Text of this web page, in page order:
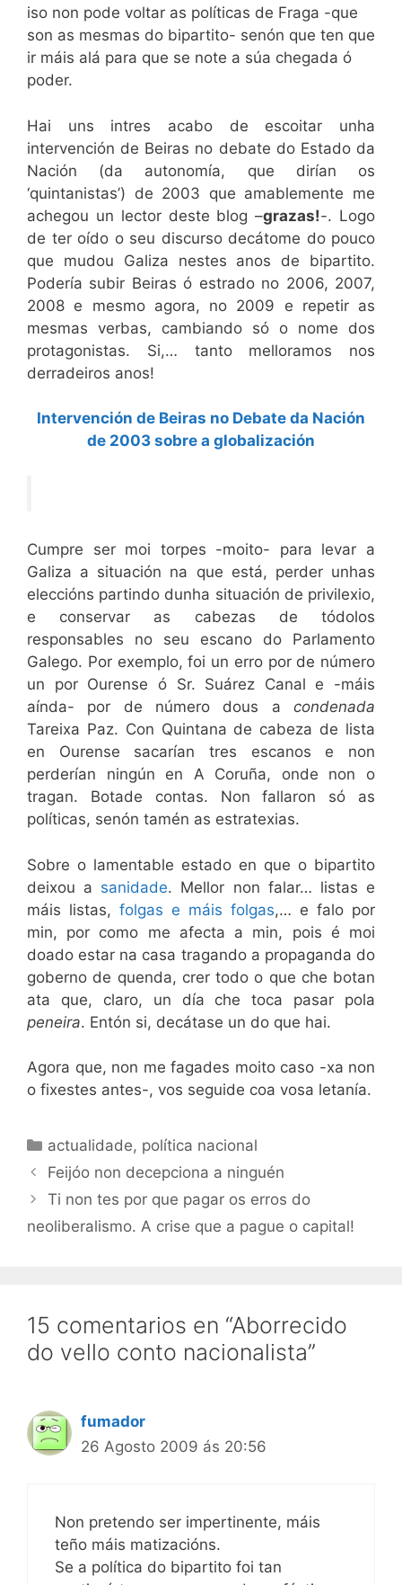
iso non pode voltar as políticas de Fraga -que
son as mesmas do bipartito- senón que ten que
ir máis alá para que se note a súa chegada ó
poder.
Hai uns intres acabo de escoitar unha
intervención de Beiras no debate do Estado da
Nación (da autonomía, que dirían os
‘quintanistas’) de 2003 que amablemente me
achegou un lector deste blog –grazas!-. Logo
de ter oído o seu discurso decátome do pouco
que mudou Galiza nestes anos de bipartito.
Podería subir Beiras ó estrado no 2006, 2007,
2008 e mesmo agora, no 2009 e repetir as
mesmas verbas, cambiando só o nome dos
protagonistas. Si,… tanto melloramos nos
derradeiros anos!
Intervención de Beiras no Debate da Nación
de 2003 sobre a globalización
Cumpre ser moi torpes -moito- para levar a
Galiza a situación na que está, perder unhas
eleccións partindo dunha situación de privilexio,
e conservar as cabezas de tódolos
responsables no seu escano do Parlamento
Galego. Por exemplo, foi un erro por de número
un por Ourense ó Sr. Suárez Canal e -máis
aínda- por de número dous a condenada
Tareixa Paz. Con Quintana de cabeza de lista
en Ourense sacarían tres escanos e non
perderían ningún en A Coruña, onde non o
tragan. Botade contas. Non fallaron só as
políticas, senón tamén as estratexias.
Sobre o lamentable estado en que o bipartito
deixou a sanidade. Mellor non falar… listas e
máis listas, folgas e máis folgas,… e falo por
min, por como me afecta a min, pois é moi
doado estar na casa tragando a propaganda do
goberno de quenda, crer todo o que che botan
ata que, claro, un día che toca pasar pola
peneira. Entón si, decátase un do que hai.
Agora que, non me fagades moito caso -xa non
o fixestes antes-, vos seguide coa vosa letanía.
Categorías
actualidade, política nacional
Feijóo non decepciona a ninguén
Ti non tes por que pagar os erros do
neoliberalismo. A crise que a pague o capital!
15 comentarios en “Aborrecido
do vello conto nacionalista”
fumador
26 Agosto 2009 ás 20:56
Non pretendo ser impertinente, máis
teño máis matizacións.
Se a política do bipartito foi tan